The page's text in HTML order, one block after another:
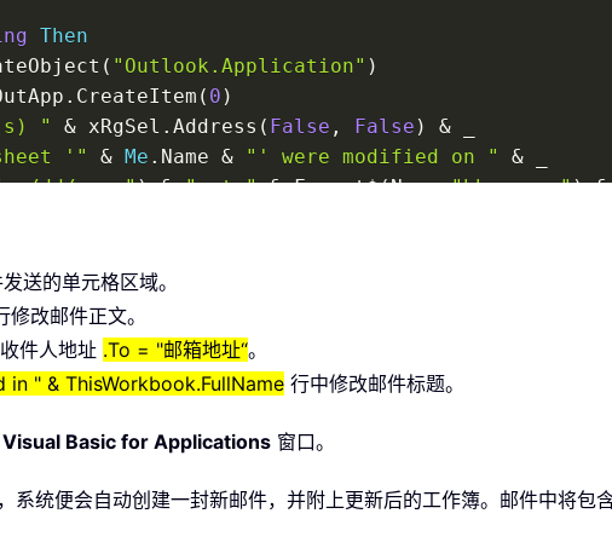
Then
( "Outlook.Application" )
. CreateItem ( 0 )
" & xRgSel . Address ( False , False ) &
'"
& Me . Name & "' were modified on " &
dd/yyyy") & " at " & Format$(Now, "hh:mm:ss") &
modified in "
(ThisWorkbook.FullName)
送的单元格区域。
修改邮件正文。
件人地址 .To = "邮箱地址“。
" & ThisWorkbook.FullName 行中修改邮件标题。
Basic for Applications 窗口。
系统便会自动创建一封新邮件，并附上更新后的工作簿。邮件中将